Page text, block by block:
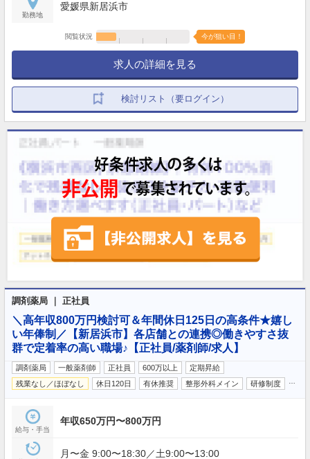
勤務地
愛媛県新居浜市
閲覧状況 今が狙い目！
求人の詳細を見る
検討リスト（要ログイン）
調剤薬局 ｜ 正社員
＼高年収800万円検討可＆年間休日125日の高条件★嬉し
い年俸制／【新居浜市】各店舗との連携◎働きやすさ抜
群で定着率の高い職場♪【正社員/薬剤師/求人】
調剤薬局 一般薬剤師 正社員 600万以上
定期昇給
残業なし／ほぼなし
休日120日 有休推奨 整形外科メイン 研修制度
給与・手当
年収650万円〜800万円
月〜金 9:00〜18:30／土9:00〜13:00